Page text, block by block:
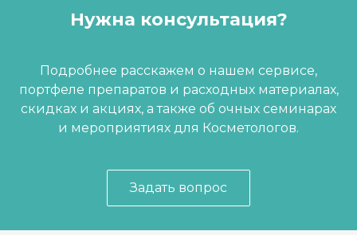
Нужна консультация?
Подробнее расскажем о нашем сервисе,
портфеле препаратов и расходных материалах,
скидках и акциях, а также об очных семинарах
и мероприятиях для Косметологов.
Задать вопрос